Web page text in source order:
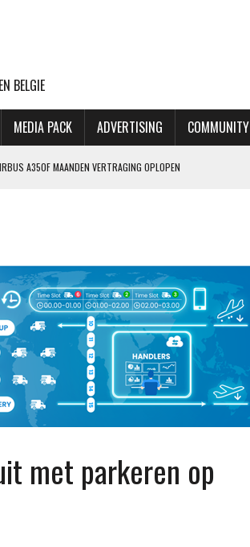
BELGIE
MEDIA PACK ADVERTISING COMMUNITY
A350F MAANDEN VERTRAGING OPLOPEN
LUCHTHAVEN LEIPZIG
DAT 170 EURO EXTRA
met parkeren op